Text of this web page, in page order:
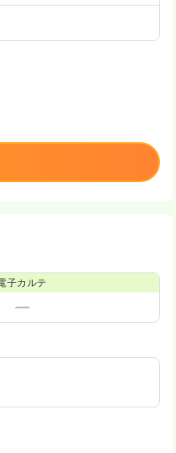
子カルテ